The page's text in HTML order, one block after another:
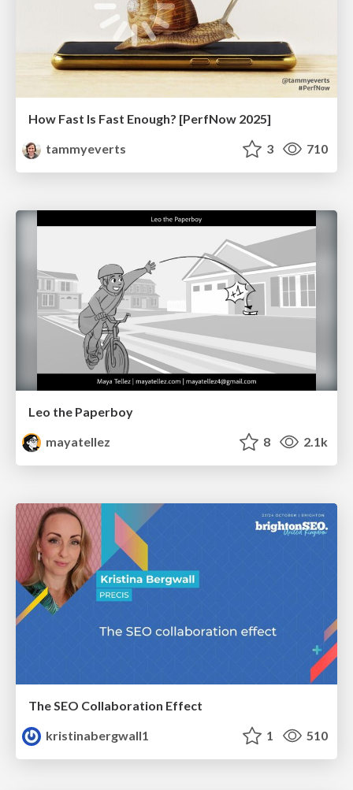
How Fast Is Fast Enough? [PerfNow 2025]
tammyeverts
3 710
Leo the Paperboy
mayatellez
8 2.1k
The SEO Collaboration Effect
kristinabergwall1
1 510